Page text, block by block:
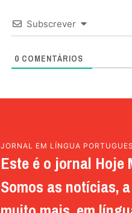
Subscrever
0 COMENTÁRIOS
JORNAL EM LÍNGUA
Este é o jornal Hoje
Somos as notícias,